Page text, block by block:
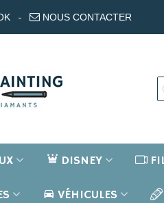
NOUS CONTACTER
DISNEY
VÉHICULES